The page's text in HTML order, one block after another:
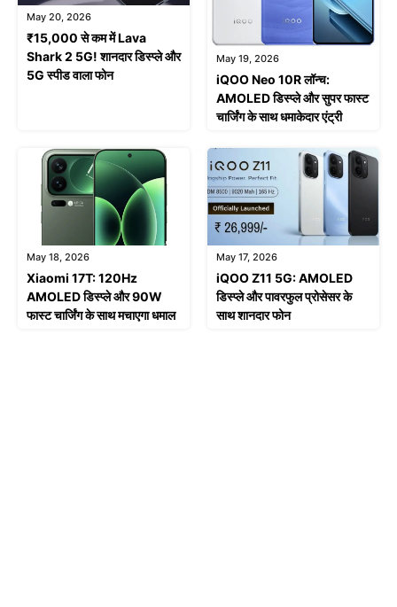
May 20, 2026
₹15,000 से कम में Lava
Shark 2 5G! शानदार डिस्प्ले और
5G स्पीड वाला फोन
May 19, 2026
iQOO Neo 10R लॉन्च:
AMOLED डिस्प्ले और सुपर फास्ट
चार्जिंग के साथ धमाकेदार एंट्री
May 18, 2026
Xiaomi 17T: 120Hz
AMOLED डिस्प्ले और 90W
फास्ट चार्जिंग के साथ मचाएगा धमाल
May 17, 2026
iQOO Z11 5G: AMOLED
डिस्प्ले और पावरफुल प्रोसेसर के
साथ शानदार फोन